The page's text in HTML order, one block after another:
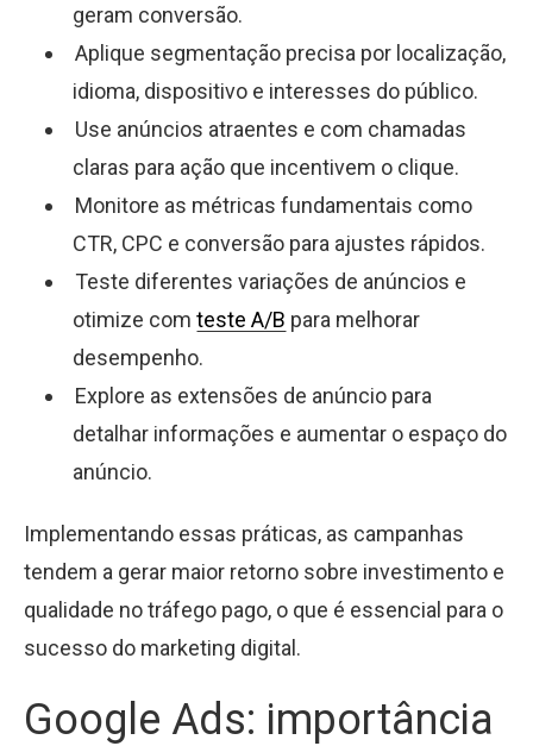
geram conversão.
Aplique segmentação precisa por localização,
idioma, dispositivo e interesses do público.
Use anúncios atraentes e com chamadas
claras para ação que incentivem o clique.
Monitore as métricas fundamentais como
CTR, CPC e conversão para ajustes rápidos.
Teste diferentes variações de anúncios e
otimize comteste A/B para melhorar
desempenho.
Explore as extensões de anúncio para
detalhar informações e aumentar o espaço do
anúncio.
Implementando essas práticas, as campanhas
tendem a gerar maior retorno sobre investimento e
qualidade no tráfego pago, o que é essencial para o
sucesso do marketing digital.
Google Ads: importância